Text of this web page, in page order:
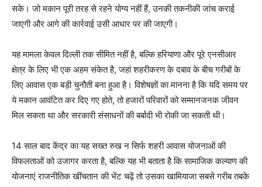
News Week
Magazine PRO
सके। जो मकान पूरी तरह से रहने योग्य नहीं हैं, उनकी तकनीकी जांच कराई
जाएगी और आगे की कार्रवाई उसी आधार पर की जाएगी।
यह मामला केवल दिल्ली तक सीमित नहीं है, बल्कि हरियाणा और पूरे एनसीआर
क्षेत्र के लिए भी एक अहम संकेत है, जहां शहरीकरण के दबाव के बीच गरीबों के
लिए आवास एक बड़ी चुनौती बना हुआ है। विशेषज्ञों का मानना है कि यदि समय पर
ये मकान आवंटित कर दिए गए होते, तो हजारों परिवारों को सम्मानजनक जीवन
मिल सकता था और सरकारी संसाधनों की बर्बादी भी रोकी जा सकती थी।
14 साल बाद केंद्र का यह सख्त रुख न सिर्फ शहरी आवास योजनाओं की
विफलताओं को उजागर करता है, बल्कि यह भी बताता है कि सामाजिक कल्याण की
योजनाएं राजनीतिक खींचतान की भेंट चढ़ें तो उसका खामियाजा सबसे गरीब तबके